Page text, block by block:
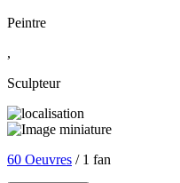
Peintre
,
Sculpteur
60 Oeuvres / 1 fan